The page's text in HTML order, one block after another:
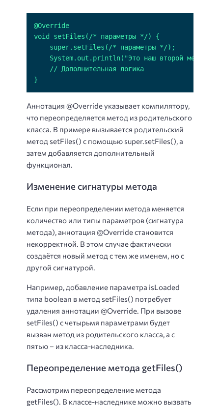
}
Аннотация @Override указывает компилятору,
что переопределяется метод из родительского
класса. В примере вызывается родительский
метод setFiles() с помощью super.setFiles(), а
затем добавляется дополнительный
функционал.
Изменение сигнатуры метода
Если при переопределении метода меняется
количество или типы параметров (сигнатура
метода), аннотация @Override становится
некорректной. В этом случае фактически
создаётся новый метод с тем же именем, но с
другой сигнатурой.
Например, добавление параметра isLoaded
типа boolean в метод setFiles() потребует
удаления аннотации @Override. При вызове
setFiles() с четырьмя параметрами будет
вызван метод из родительского класса, а с
пятью – из класса-наследника.
Переопределение метода getFiles()
Рассмотрим переопределение метода
getFiles(). В классе-наследнике можно вызвать